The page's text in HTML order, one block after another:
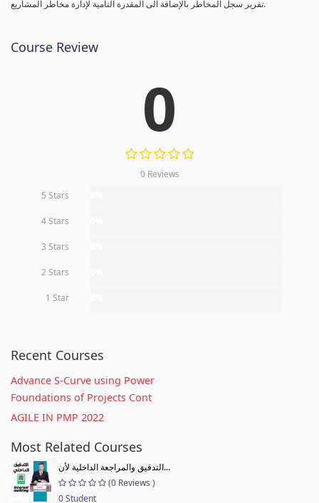
تقرير سجل المخاطر بالإضافة الى المقدرة التامية لإدارة مخاطر المشاريع.
Course Review
0
0 Reviews
5 Stars
4 Stars
3 Stars
2 Stars
1 Star
Recent Courses
Advance S-Curve using Power
Foundations of Projects Cont
AGILE IN PMP 2022
Most Related Courses
التدقيق والمراجعة الداخلية لأن...
(0 Reviews )
0 Student